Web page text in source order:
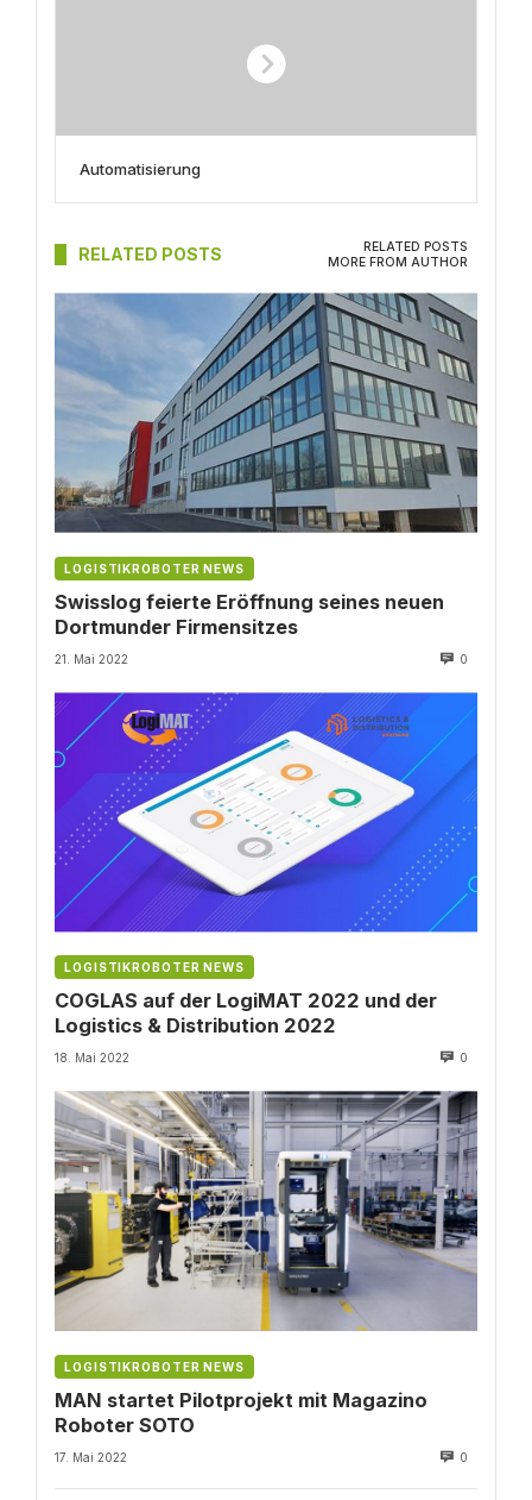
Automatisierung
RELATED POSTS
RELATED POSTS
MORE FROM AUTHOR
LOGISTIKROBOTER NEWS
Swisslog feierte Eröffnung seines neuen
Dortmunder Firmensitzes
21. Mai 2022 0
LOGISTIKROBOTER NEWS
COGLAS auf der LogiMAT 2022 und der
Logistics & Distribution 2022
18. Mai 2022 0
LOGISTIKROBOTER NEWS
MAN startet Pilotprojekt mit Magazino
Roboter SOTO
17. Mai 2022 0